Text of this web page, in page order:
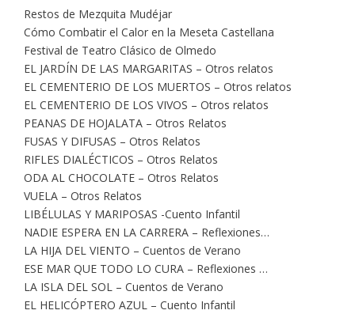
Restos de Mezquita Mudéjar
Cómo Combatir el Calor en la Meseta Castellana
Festival de Teatro Clásico de Olmedo
EL JARDÍN DE LAS MARGARITAS – Otros relatos
EL CEMENTERIO DE LOS MUERTOS – Otros relatos
EL CEMENTERIO DE LOS VIVOS – Otros relatos
PEANAS DE HOJALATA – Otros Relatos
FUSAS Y DIFUSAS – Otros Relatos
RIFLES DIALÉCTICOS – Otros Relatos
ODA AL CHOCOLATE – Otros Relatos
VUELA – Otros Relatos
LIBÉLULAS Y MARIPOSAS -Cuento Infantil
NADIE ESPERA EN LA CARRERA – Reflexiones…
LA HIJA DEL VIENTO – Cuentos de Verano
ESE MAR QUE TODO LO CURA – Reflexiones …
LA ISLA DEL SOL – Cuentos de Verano
EL HELICÓPTERO AZUL – Cuento Infantil